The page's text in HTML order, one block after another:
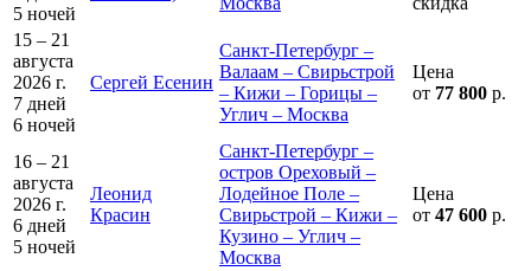
5 ночей
15 – 21
августа
2026 г.
7 дней
6 ночей
Сергей Есенин
Санкт-Петербург –
Валаам – Свирьстрой
– Кижи – Горицы –
Углич – Москва
Цена
от 77 800 р.
16 – 21
августа
2026 г.
6 дней
5 ночей
Леонид
Красин
Санкт-Петербург –
остров Ореховый –
Лодейное Поле –
Свирьстрой – Кижи –
Кузино – Углич –
Москва
Цена
от 47 600 р.